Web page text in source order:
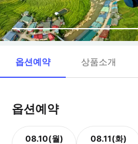
옵션예약 상품소개
옵션예약
08.10(월) 08.11(화)